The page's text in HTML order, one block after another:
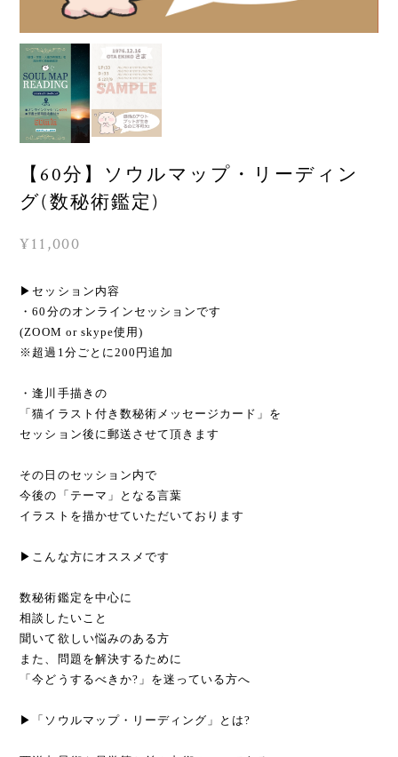
【60分】ソウルマップ・リーディン
グ(数秘術鑑定)
¥11,000
▶セッション内容
・60分のオンラインセッションです
(ZOOM or skype使用)
※超過1分ごとに200円追加
・逢川手描きの
「猫イラスト付き数秘術メッセージカード」を
セッション後に郵送させて頂きます
その日のセッション内で
今後の「テーマ」となる言葉
イラストを描かせていただいております
▶こんな方にオススメです
数秘術鑑定を中心に
相談したいこと
聞いて欲しい悩みのある方
また、問題を解決するために
「今どうするべきか?」を迷っている方へ
▶「ソウルマップ・リーディング」とは?